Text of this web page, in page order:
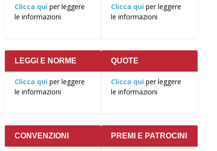
Clicca qui per leggere
le informazioni
Clicca qui per leggere
le informazioni
LEGGI E NORME
Clicca qui per leggere
le informazioni
QUOTE
Clicca qui per leggere
le informazioni
CONVENZIONI PREMI E PATROCINI